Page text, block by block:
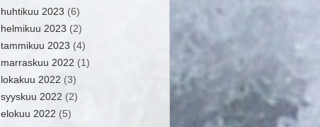
huhtikuu 2023 (6)
helmikuu 2023 (2)
tammikuu 2023 (4)
marraskuu 2022 (1)
lokakuu 2022 (3)
syyskuu 2022 (2)
elokuu 2022 (5)